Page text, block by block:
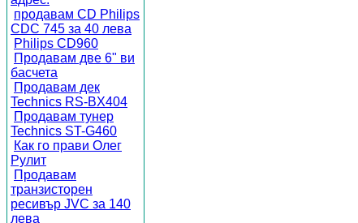
продавам CD Philips
CDC 745 за 40 лева
Philips CD960
Продавам две 6" ви
басчета
Продавам дек
Technics RS-BX404
Продавам тунер
Technics ST-G460
Как го прави Олег
Рулит
Продавам
транзисторен
ресивър JVC за 140
лева